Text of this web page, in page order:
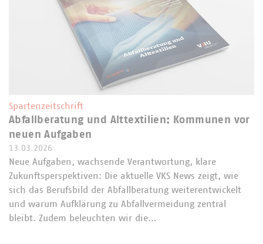
Spartenzeitschrift
Abfallberatung und Alttextilien: Kommunen vor
neuen Aufgaben
13.03.2026
Neue Aufgaben, wachsende Verantwortung, klare
Zukunftsperspektiven: Die aktuelle VKS News zeigt, wie
sich das Berufsbild der Abfallberatung weiterentwickelt
und warum Aufklärung zu Abfallvermeidung zentral
bleibt. Zudem beleuchten wir die…